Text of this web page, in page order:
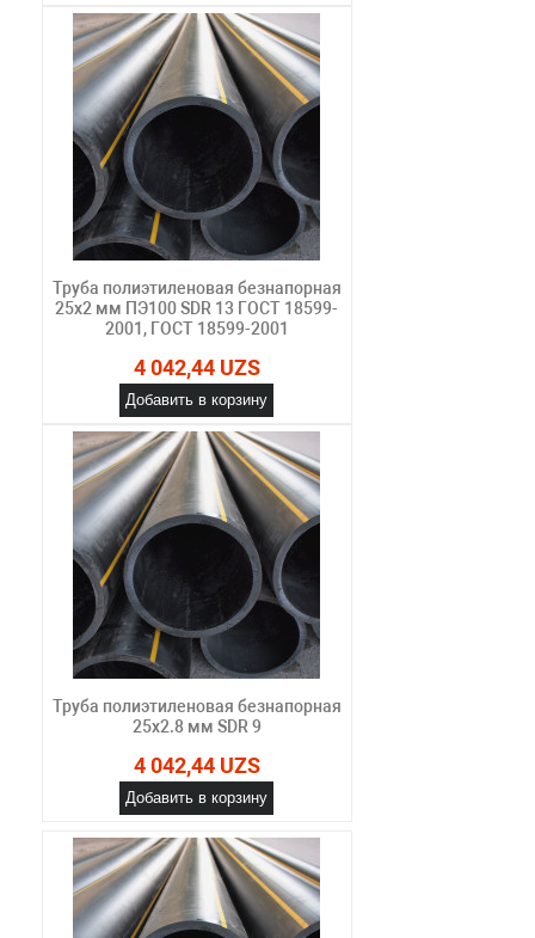
Труба полиэтиленовая безнапорная
25х2 мм ПЭ100 SDR 13 ГОСТ 18599-
2001, ГОСТ 18599-2001
4 042,44 UZS
Добавить в корзину
Труба полиэтиленовая безнапорная
25х2.8 мм SDR 9
4 042,44 UZS
Добавить в корзину